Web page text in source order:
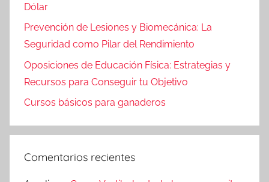
Dólar
Prevención de Lesiones y Biomecánica: La
Seguridad como Pilar del Rendimiento
Oposiciones de Educación Física: Estrategias y
Recursos para Conseguir tu Objetivo
Cursos básicos para ganaderos
Comentarios recientes